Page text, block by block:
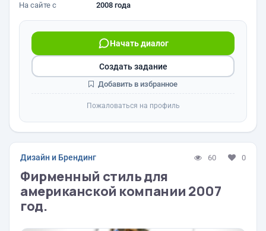
На сайте с 2008 года
Начать диалог
Создать задание
Добавить в избранное
Пожаловаться на профиль
Дизайн и Брендинг 60 0
Фирменный стиль для
американской компании 2007
год.